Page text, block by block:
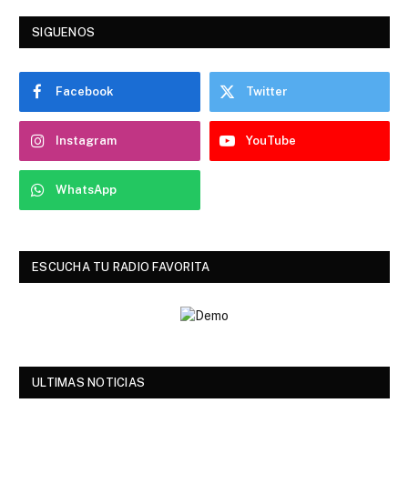
SIGUENOS
Facebook Twitter
Instagram YouTube
WhatsApp
ESCUCHA TU RADIO FAVORITA
ULTIMAS NOTICIAS